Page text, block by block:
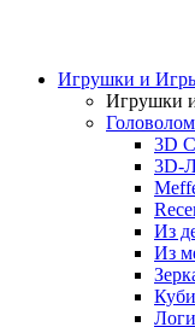
Игрушки и
Игрушки
3D
3D-
Из
Из